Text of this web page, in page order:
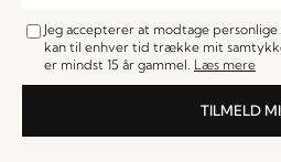
Jeg accepterer at modtage
kan til enhver tid trække mit
er mindst 15 år gammel. Læs mere
TILMELD